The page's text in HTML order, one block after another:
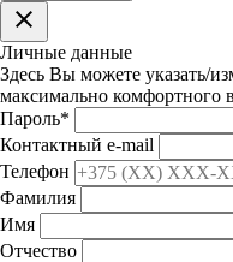
clear
Личные данные
Здесь Вы можете указать/
максимально комфортного
Пароль*
Контактный e-mail
Телефон
Фамилия
Имя
Отчество